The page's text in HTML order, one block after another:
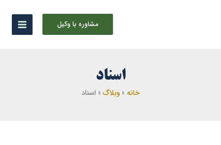
مشاوره با وکیل
اسناد
خانه وبلاگ اسناد